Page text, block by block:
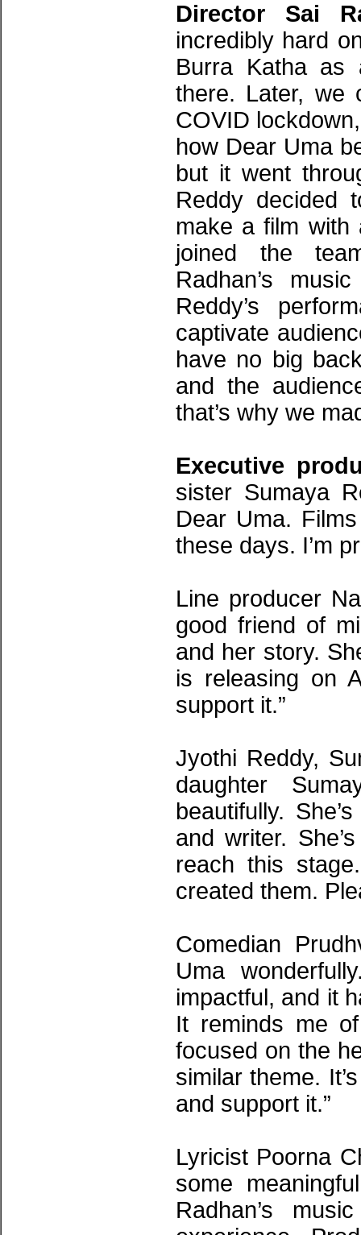
Director Sai
incredibly hard
Burra Katha as
there. Later, we
COVID
how Dear Uma
but it went
Reddy decided
make a film with
joined the
Radhan’s
Reddy’s
captivate
have no big
and the
that’s why we
Executive
sister Sumaya
Dear Uma.
these days. I’m
Line producer
good friend of
and her story.
is releasing on
support it.”
Jyothi Reddy,
daughter
beautifully.
and writer.
reach this
created them.
Comedian
Uma
impactful, and it
It reminds me
focused on the
similar theme.
and support it.”
Lyricist Poorna
some
Radhan’s